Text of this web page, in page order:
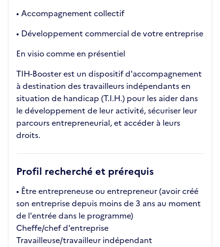
• Accompagnement collectif
• Développement commercial de votre entreprise
En visio comme en présentiel
TIH-Booster est un dispositif d'accompagnement
à destination des travailleurs indépendants en
situation de handicap (T.I.H.) pour les aider dans
le développement de leur activité, sécuriser leur
parcours entrepreneurial, et accéder à leurs
droits.
Profil recherché et prérequis
• Être entrepreneuse ou entrepreneur (avoir créé
son entreprise depuis moins de 3 ans au moment
de l'entrée dans le programme)
Cheffe/chef d'entreprise
Travailleuse/travailleur indépendant